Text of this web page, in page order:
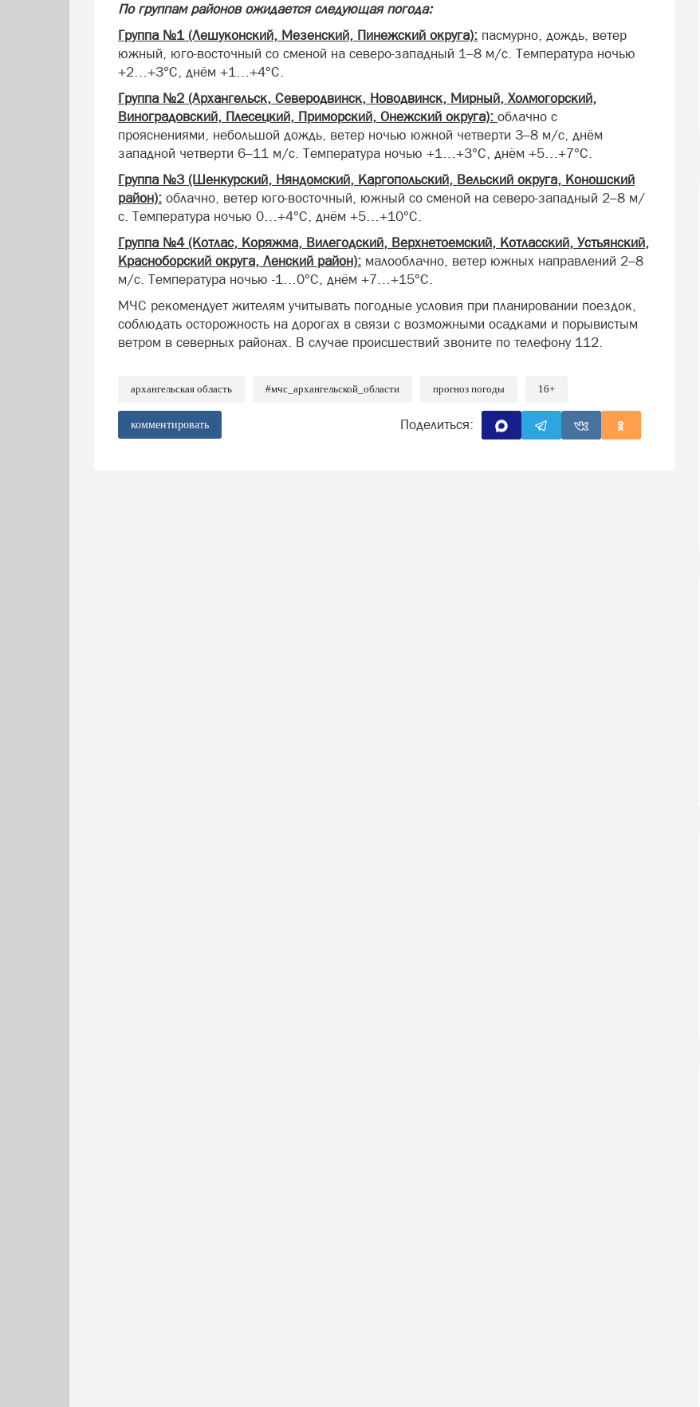
По группам районов ожидается следующая погода:
Группа №1 (Лешуконский, Мезенский, Пинежский округа): пасмурно, дождь, ветер
южный, юго-восточный со сменой на северо-западный 1–8 м/с. Температура ночью
+2…+3°С, днём +1…+4°С.
Группа №2 (Архангельск, Северодвинск, Новодвинск, Мирный, Холмогорский,
Виноградовский, Плесецкий, Приморский, Онежский округа): облачно с
прояснениями, небольшой дождь, ветер ночью южной четверти 3–8 м/с, днём
западной четверти 6–11 м/с. Температура ночью +1…+3°С, днём +5…+7°С.
Группа №3 (Шенкурский, Няндомский, Каргопольский, Вельский округа, Коношский
район): облачно, ветер юго-восточный, южный со сменой на северо-западный 2–8 м/
с. Температура ночью 0…+4°С, днём +5…+10°С.
Группа №4 (Котлас, Коряжма, Вилегодский, Верхнетоемский, Котласский, Устьянский,
Красноборский округа, Ленский район): малооблачно, ветер южных направлений 2–8
м/с. Температура ночью -1…0°С, днём +7…+15°С.
МЧС рекомендует жителям учитывать погодные условия при планировании поездок,
соблюдать осторожность на дорогах в связи с возможными осадками и порывистым
ветром в северных районах. В случае происшествий звоните по телефону 112.
архангельская область #мчс_архангельской_области прогноз погоды 16+
комментировать Поделиться: